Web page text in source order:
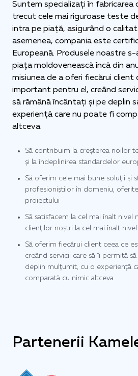
Suntem specializați în fabricarea
trecut cele mai riguroase teste
intra pe piață, asigurând o
asemenea, compania este
Europeană. Produsele noastre
piața moldovenească încă din
misiunea de a oferi fiecărui client
important pentru el, creând
să rămână încântați și pe deplin
experiență care nu poate fi
altceva.
Să contribuim la creșterea noilor
și la îndeplinirea standardelor
Să oferim cele mai bune soluții și
profesioniștilor în domeniu,
proiectului
Să satisfacem la cel mai înalt nivel
clienților noștri la cel mai înalt nivel
Să oferim fiecărui client ceea ce
creând servicii care să îi permită
deplin mulțumit, cu o experiență
comparată cu nimic altceva
Partenerii